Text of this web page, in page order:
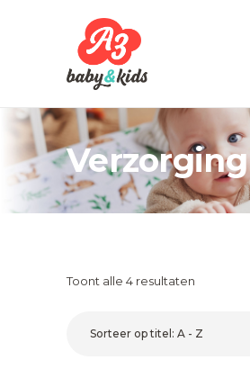
Verzorging
Toont alle 4 resultaten
Sorteer op titel: A - Z